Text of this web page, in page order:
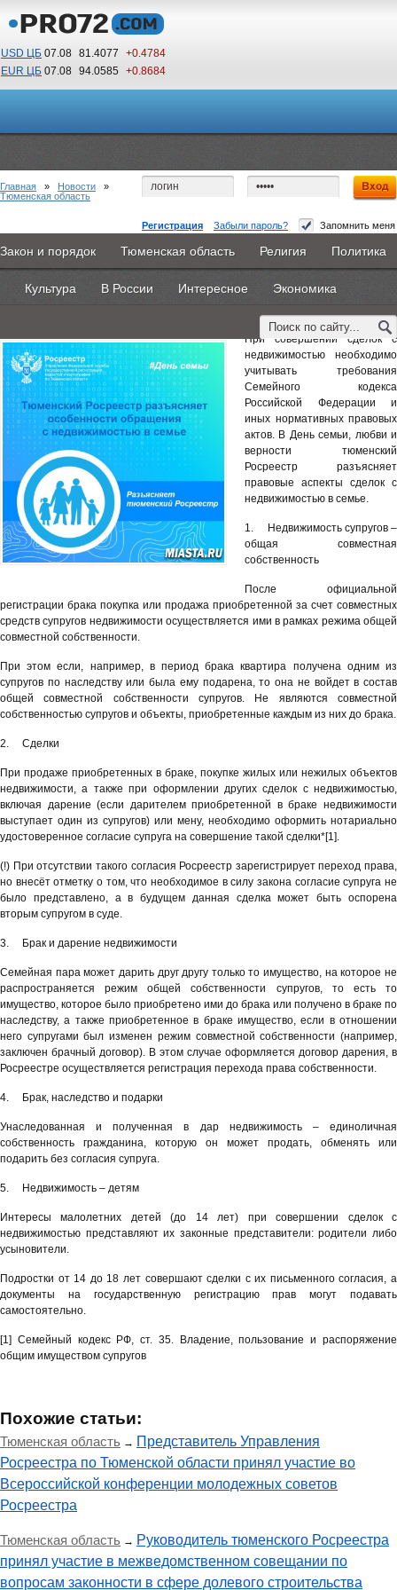
USD ЦБ 07.08 81.4077
+0.4784
EUR ЦБ 07.08 94.0585 +0.8684
00 33
По Гринвичу (GMT +5)
Регистрация Забыли пароль? Запомнить меня
Главная Новости Объявления КНИГИ ВестиNet
Каталоги 9PS Прочее
Закон и порядок Тюменская область Религия Политика
Культура В России Интересное Экономика
Главная » Новости »
Тюменская область
Тюменский Росреестр разъясняет особенности
обращения с недвижимостью в семье
При совершении сделок с
недвижимостью необходимо
учитывать требования
Семейного кодекса
Российской Федерации и
иных нормативных правовых
актов. В День семьи, любви и
верности тюменский
Росреестр разъясняет
правовые аспекты сделок с
недвижимостью в семье.
1. Недвижимость супругов –
общая совместная
собственность
После официальной
регистрации брака покупка или продажа приобретенной за счет совместных
средств супругов недвижимости осуществляется ими в рамках режима общей
совместной собственности.
При этом если, например, в период брака квартира получена одним из
супругов по наследству или была ему подарена, то она не войдет в состав
общей совместной собственности супругов. Не являются совместной
собственностью супругов и объекты, приобретенные каждым из них до брака.
2. Сделки
При продаже приобретенных в браке, покупке жилых или нежилых объектов
недвижимости, а также при оформлении других сделок с недвижимостью,
включая дарение (если дарителем приобретенной в браке недвижимости
выступает один из супругов) или мену, необходимо оформить нотариально
удостоверенное согласие супруга на совершение такой сделки*[1].
(!) При отсутствии такого согласия Росреестр зарегистрирует переход права,
но внесёт отметку о том, что необходимое в силу закона согласие супруга не
было представлено, а в будущем данная сделка может быть оспорена
вторым супругом в суде.
3. Брак и дарение недвижимости
Семейная пара может дарить друг другу только то имущество, на которое не
распространяется режим общей собственности супругов, то есть то
имущество, которое было приобретено ими до брака или получено в браке по
наследству, а также приобретенное в браке имущество, если в отношении
него супругами был изменен режим совместной собственности (например,
заключен брачный договор). В этом случае оформляется договор дарения, в
Росреестре осуществляется регистрация перехода права собственности.
4. Брак, наследство и подарки
Унаследованная и полученная в дар недвижимость – единоличная
собственность гражданина, которую он может продать, обменять или
подарить без согласия супруга.
5. Недвижимость – детям
Интересы малолетних детей (до 14 лет) при совершении сделок с
недвижимостью представляют их законные представители: родители либо
усыновители.
Подростки от 14 до 18 лет совершают сделки с их письменного согласия, а
документы на государственную регистрацию прав могут подавать
самостоятельно.
[1] Семейный кодекс РФ, ст. 35. Владение, пользование и распоряжение
общим имуществом супругов
Похожие статьи:
Тюменская область → Представитель Управления
Росреестра по Тюменской области принял участие во
Всероссийской конференции молодежных советов
Росреестра
Тюменская область → Руководитель тюменского Росреестра
принял участие в межведомственном совещании по
вопросам законности в сфере долевого строительства